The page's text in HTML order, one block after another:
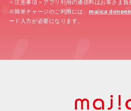
＜注意事項＞アプリ利用の通信料はお客さま負
※簡単チャージのご利用には、majica
ード入力が必要になります。